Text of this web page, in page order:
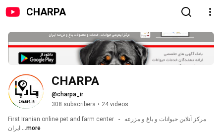
CHARPA
CHARPA
@charpa_ir
308 subscribers • 24 videos
First Iranian online pet and farm center   -  مرکز آنلاین حیوانات و باغ و مزرعه
...more